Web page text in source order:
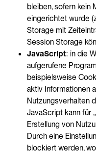
bleiben, sofern kein
eingerichtet wurde
Storage mit
Session Storage
JavaScript: in die
aufgerufene
beispielsweise
aktiv Informationen
Nutzungsverhalten
JavaScript kann für
Erstellung von
Durch eine
blockiert werden,